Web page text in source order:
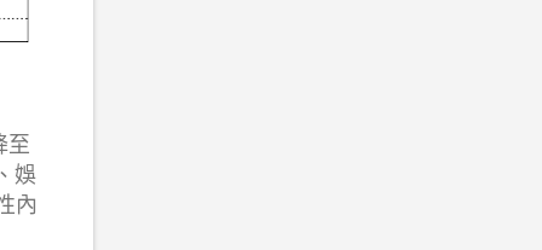
至
娛
內